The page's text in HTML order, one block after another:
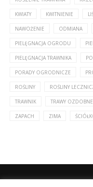
KWIATY KWITNIENIE
NAWOŻENIE ODMIANA
PIELĘGNACJA OGRODU
PIELĘGNACJA TRAWNIKA
PORADY OGRODNICZE
ROŚLINY ROŚLINY
TRAWNIK TRAWY OZDOBNE
ZAPACH ZIMA